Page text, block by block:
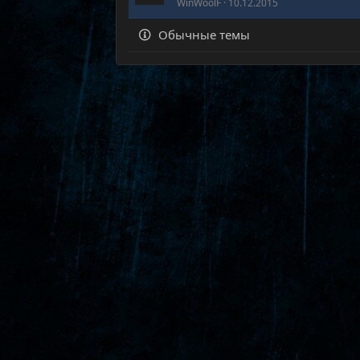
WinWoolF 10.12.2015
Обычные темы